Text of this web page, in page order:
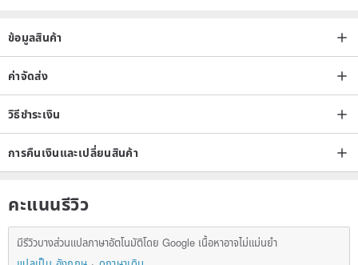
ข้อมูลสินค้า
ค่าจัดส่ง
วิธีชำระเงิน
การคืนเงินและเปลี่ยนสินค้า
คะแนนรีวิว
มีรีวิวบางส่วนแปลภาษาอัตโนมัติโดย Google เนื้อหาอาจไม่แม่นยำ